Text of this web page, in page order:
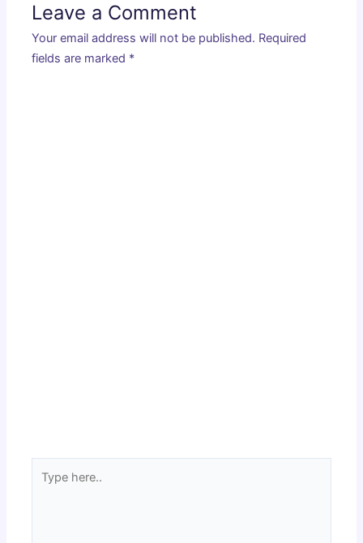
Leave a Comment
Your email address will not be published. Required
fields are marked *
here..